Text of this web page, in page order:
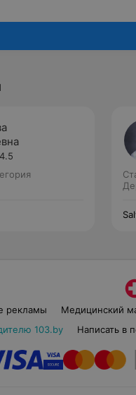
4.5
рекламы Медицинский
103.by
Написать в